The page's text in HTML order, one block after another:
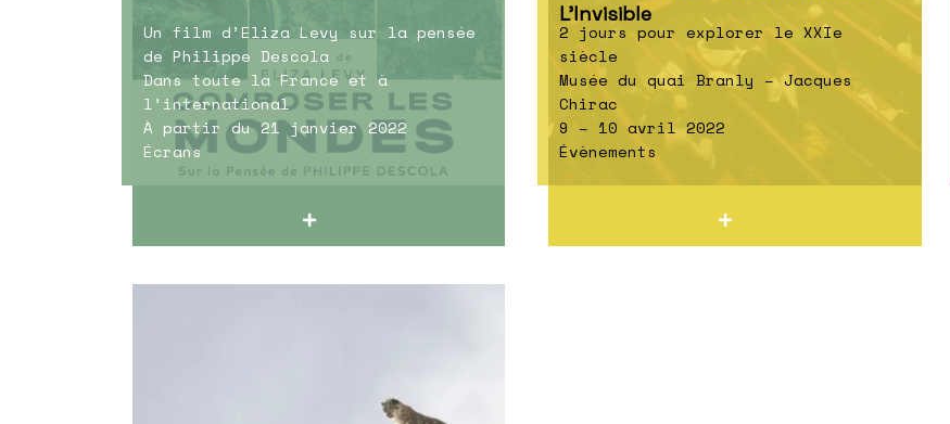
Un film d’Eliza Levy sur la pensée
de Philippe Descola
Dans toute la France et à
l’international
À partir du 21 janvier 2022
Écrans
L’Invisible
2 jours pour explorer le XXIe
siècle
Musée du quai Branly – Jacques
Chirac
9 – 10 avril 2022
Évènements